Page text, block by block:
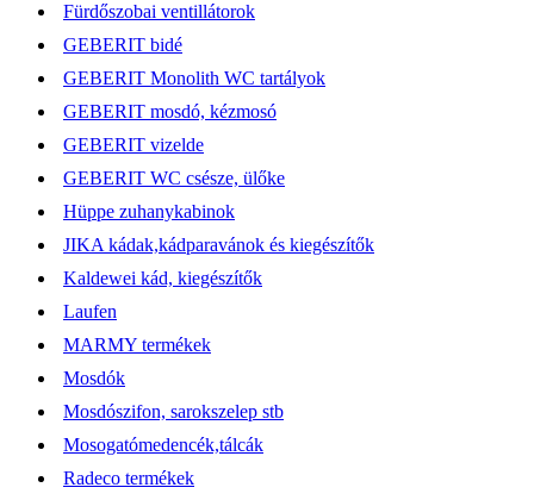
Fürdőszobai ventillátorok
GEBERIT bidé
GEBERIT Monolith WC tartályok
GEBERIT mosdó, kézmosó
GEBERIT vizelde
GEBERIT WC csésze, ülőke
Hüppe zuhanykabinok
JIKA kádak,kádparavánok és kiegészítők
Kaldewei kád, kiegészítők
Laufen
MARMY termékek
Mosdók
Mosdószifon, sarokszelep stb
Mosogatómedencék,tálcák
Radeco termékek